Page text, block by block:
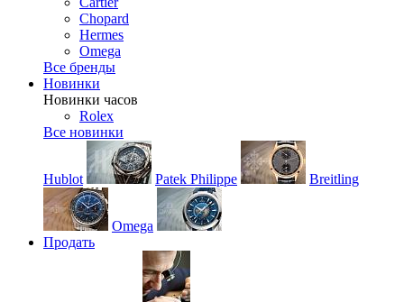
Chopard
Hermes
Omega
Все бренды
Новинки
Новинки часов
Rolex
Все новинки
Hublot Patek Philippe Breitling
Omega
Продать